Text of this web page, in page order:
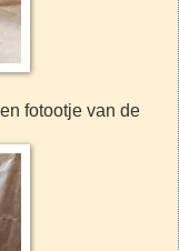
fotootje van de